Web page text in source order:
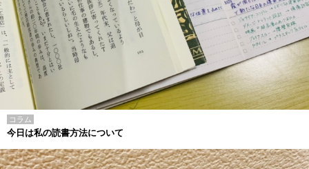
コラム
今日は私の読書方法について